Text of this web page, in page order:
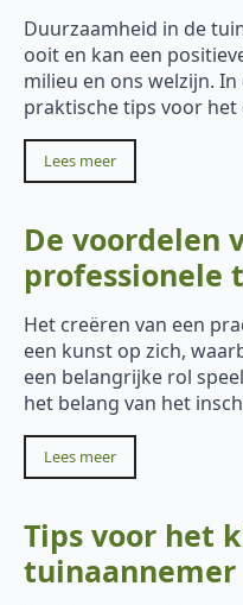
Duurzaamheid in de
ooit en kan een
milieu en ons welzijn.
praktische tips voor
Lees meer
De voordelen
professionele
Het creëren van een
een kunst op zich,
een belangrijke rol
het belang van het
Lees meer
Tips voor het
tuinaannemer